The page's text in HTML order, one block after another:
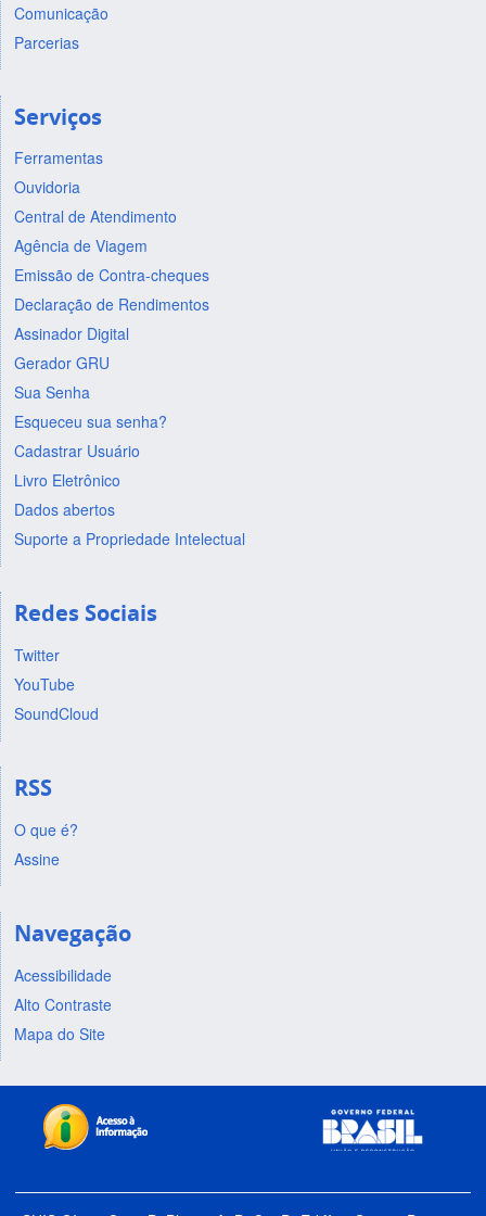
Comunicação
Parcerias
Serviços
Ferramentas
Ouvidoria
Central de Atendimento
Agência de Viagem
Emissão de Contra-cheques
Declaração de Rendimentos
Assinador Digital
Gerador GRU
Sua Senha
Esqueceu sua senha?
Cadastrar Usuário
Livro Eletrônico
Dados abertos
Suporte a Propriedade Intelectual
Redes Sociais
Twitter
YouTube
SoundCloud
RSS
O que é?
Assine
Navegação
Acessibilidade
Alto Contraste
Mapa do Site